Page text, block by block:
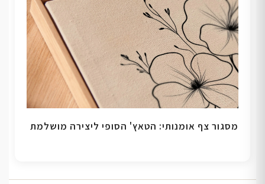
מסגור צף אומנותי: הטאץ' הסופי ליצירה מושלמת